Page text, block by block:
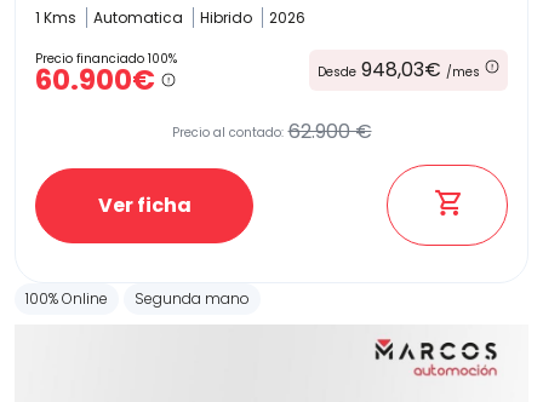
1 Kms
Automatica Hibrido 2026
Precio financiado 100%
60.900€ Desde 948,03€ /mes
Precio al contado: 62.900 €
Ver ficha
100% Online Segunda mano